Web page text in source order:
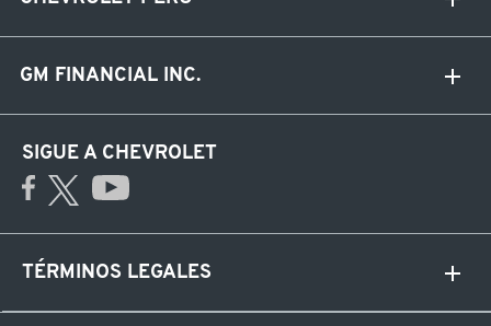
GM FINANCIAL INC.
SIGUE A CHEVROLET
TÉRMINOS LEGALES